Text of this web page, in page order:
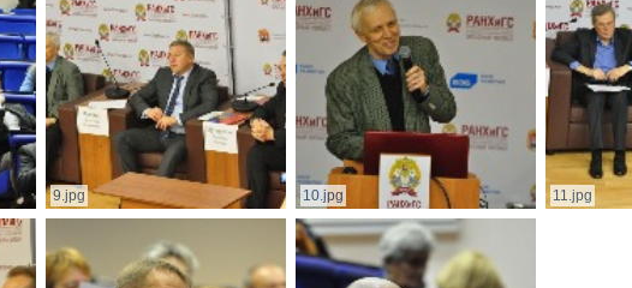
9.jpg 10.jpg 11.jpg